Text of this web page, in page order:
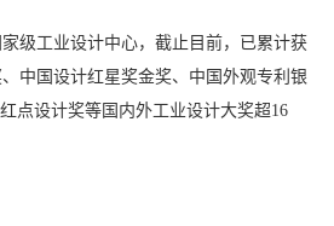
级工业设计中心，截止目前，已累计获
中国设计红星奖金奖、中国外观专利银
点设计奖等国内外工业设计大奖超16